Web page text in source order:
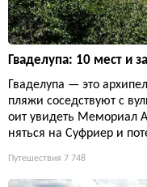
Гваделупа: 10 мест и
Гваделупа — это
пляжи соседствуют с
оит увидеть Мемориал
няться на Суфриер и
Путешествия 7 748